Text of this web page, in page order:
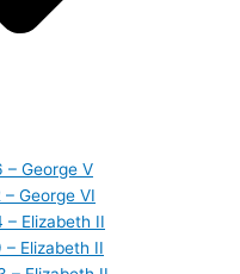
– George V
George VI
– Elizabeth II
– Elizabeth II